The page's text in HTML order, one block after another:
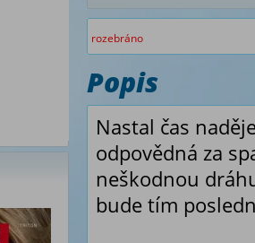
rozebráno
Popis
Nastal čas
odpovědná za
neškodnou
bude tím